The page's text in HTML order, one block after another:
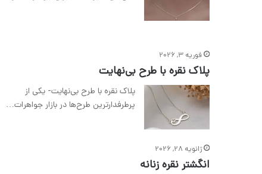
فوریه 3, 2026
پلاک نقره با طرح بی‌نهایت
پلاک نقره با طرح بی‌نهایت- یکی از
پرطرفدارترین طرح‌ها در بازار جواهرات…
ژانویه 28, 2026
انگشتر نقره زنانه